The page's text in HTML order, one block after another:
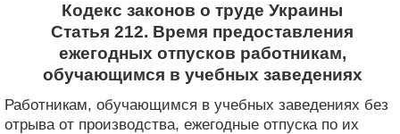
Кодекс законов о труде Украины
Статья 212. Время предоставления
ежегодных отпусков работникам,
обучающимся в учебных заведениях
Работникам, обучающимся в учебных заведениях без
отрыва от производства, ежегодные отпуска по их